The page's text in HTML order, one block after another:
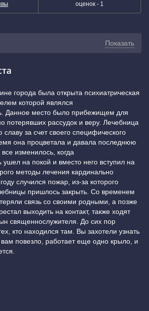
оценок - 1
Показать
38
города была открыта психиатрическая
которой являлся
Данное место было прибежищем для
потерявших рассудок и веру. Лечебница
за счет своего специфического
она процветала и давала последнюю
изменилось, когда
на покой и вместо него вступил на
методы лечения кардинально
случился пожар, из-за которого
пришлось закрыть. Со временем
связь со своими родными, а позже
выходить на контакт, также ходят
священнослужителя. До сих пор
кто находился там. Вы захотели узнать
вам повезло, работает еще одно крыло, и